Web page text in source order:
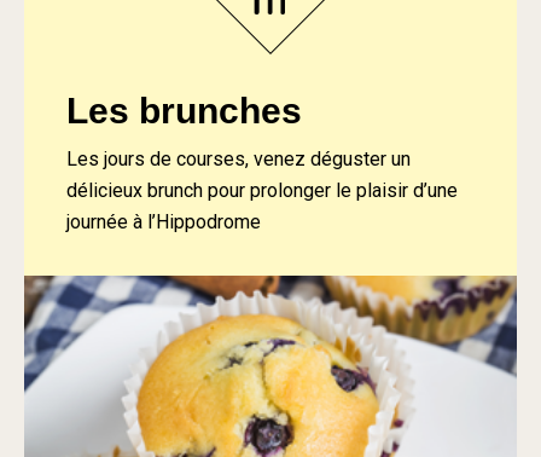
Les brunches
Les jours de courses, venez déguster un
délicieux brunch pour prolonger le plaisir d’une
journée à l’Hippodrome